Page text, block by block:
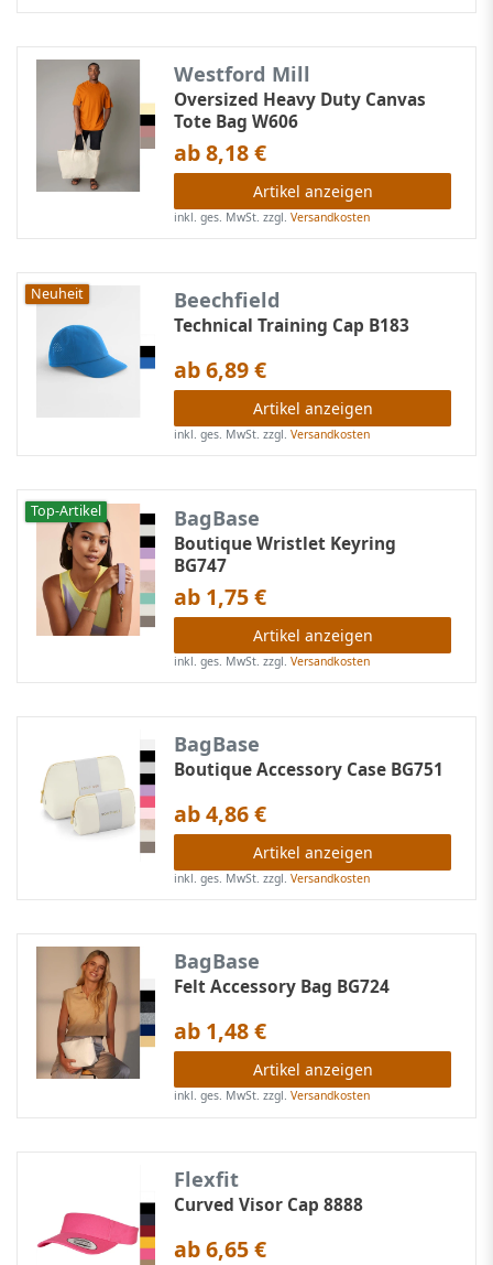
Westford Mill
Oversized Heavy Duty Canvas
Tote Bag W606
ab 8,18 €
Artikel anzeigen
inkl. ges. MwSt. zzgl.Versandkosten
Neuheit Beechfield
Technical Training Cap B183
ab 6,89 €
Artikel anzeigen
inkl. ges. MwSt. zzgl.Versandkosten
Top-Artikel BagBase
Boutique Wristlet Keyring
BG747
ab 1,75 €
Artikel anzeigen
inkl. ges. MwSt. zzgl.Versandkosten
BagBase
Boutique Accessory Case BG751
ab 4,86 €
Artikel anzeigen
inkl. ges. MwSt. zzgl.Versandkosten
BagBase
Felt Accessory Bag BG724
ab 1,48 €
Artikel anzeigen
inkl. ges. MwSt. zzgl.Versandkosten
Flexfit
Curved Visor Cap 8888
ab 6,65 €